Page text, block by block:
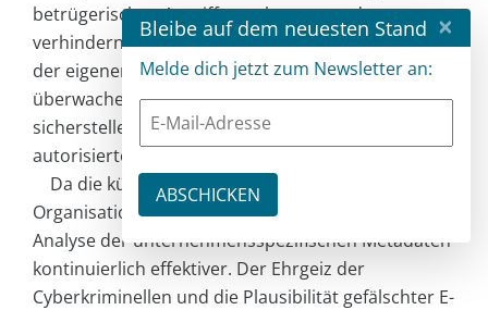
betrügerischen Angriff zu erkennen und zu
verhindern. Mit DMARC können Unternehmen von
der eigenen Domain verschickte E-Mails
überwachen, einen legitimierten E-Mail-Verkehr
sicherstellen und das Versenden nicht
autorisierter Nachrichten verhindern.
Da die künstliche Intelligenz innerhalb einer
Organisation „heranreift“, wird sie durch die
Analyse der unternehmensspezifischen Metadaten
kontinuierlich effektiver. Der Ehrgeiz der
Cyberkriminellen und die Plausibilität gefälschter E-
Bleibe auf dem neuesten Stand ×
Melde dich jetzt zum Newsletter an: